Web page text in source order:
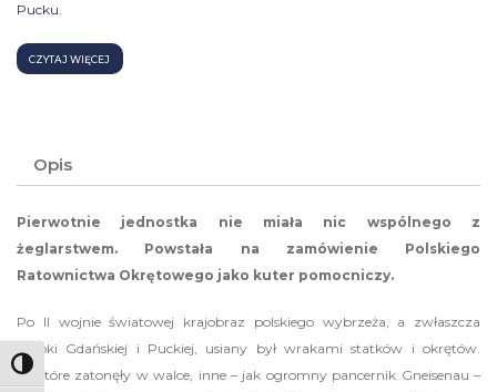
Toggle High Contrast
Pucku.
CZYTAJ WIĘCEJ
Opis
Pierwotnie jednostka nie miała nic wspólnego z
żeglarstwem. Powstała na zamówienie Polskiego
Ratownictwa Okrętowego jako kuter pomocniczy.
Po II wojnie światowej krajobraz polskiego wybrzeża, a zwłaszcza
Zatoki Gdańskiej i Puckiej, usiany był wrakami statków i okrętów.
Niektóre zatonęły w walce, inne – jak ogromny pancernik Gneisenau –